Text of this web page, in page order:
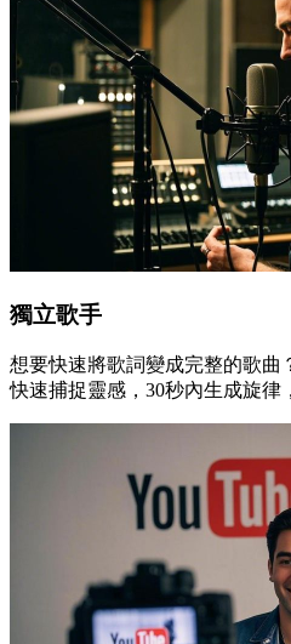
獨立歌手
想要快速將歌詞變成完整的歌曲
快速捕捉靈感，30秒內生成旋律